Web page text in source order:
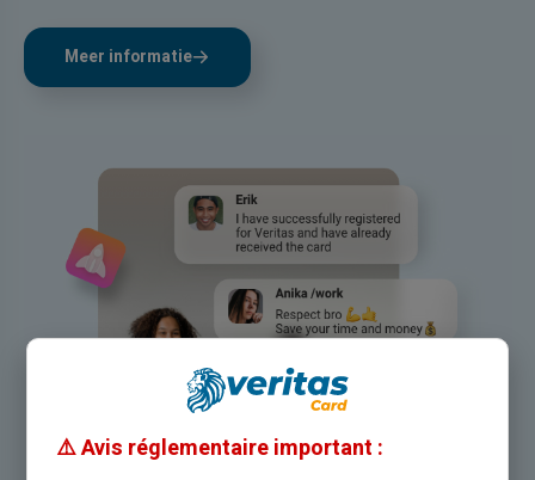
Meer informatie
⚠️ Avis réglementaire important :